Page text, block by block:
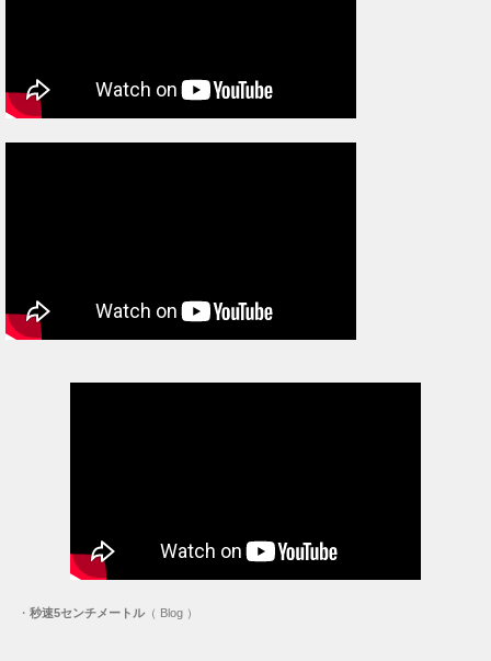
・ 秒速5センチメートル（ Blog ）